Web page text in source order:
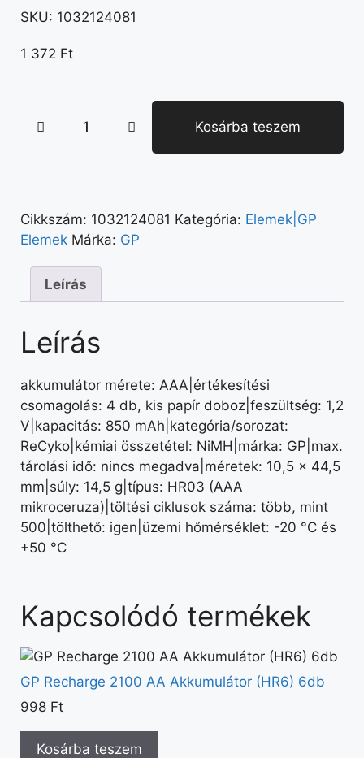
SKU: 1032124081
1 372 Ft
Kosárba teszem
Cikkszám: 1032124081 Kategória: Elemek|GP
Elemek Márka: GP
Leírás
Leírás
akkumulátor mérete: AAA|értékesítési
csomagolás: 4 db, kis papír doboz|feszültség: 1,2
V|kapacitás: 850 mAh|kategória/sorozat:
ReCyko|kémiai összetétel: NiMH|márka: GP|max.
tárolási idő: nincs megadva|méretek: 10,5 × 44,5
mm|súly: 14,5 g|típus: HR03 (AAA
mikroceruza)|töltési ciklusok száma: több, mint
500|tölthető: igen|üzemi hőmérséklet: -20 °C és
+50 °C
Kapcsolódó termékek
GP Recharge 2100 AA Akkumulátor (HR6) 6db
998 Ft
Kosárba teszem